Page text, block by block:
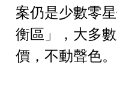
案仍是少數零
衡區」，大多
價，不動聲色。